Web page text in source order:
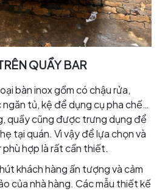
QUẦY BAR
bàn inox gồm có chậu rửa,
tủ, kệ để dụng cụ pha chế…
quầy cũng được trưng dụng để
tại quán. Vì vậy để lựa chọn và
hợp là rất cần thiết.
khách hàng ấn tượng và cảm
của nhà hàng. Các mẫu thiết kế